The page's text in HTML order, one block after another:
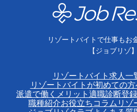
リゾートバイトで仕事もお
【ジョブリゾ】
リゾートバイト求人一
リゾートバイトが初めての
派遣で働くメリット適職診断登
職種紹介お役立ちコラムリゾ